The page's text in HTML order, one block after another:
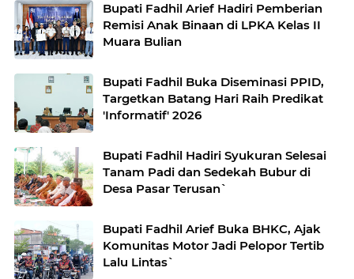
Bupati Fadhil Arief Hadiri Pemberian
Remisi Anak Binaan di LPKA Kelas II
Muara Bulian
Bupati Fadhil Buka Diseminasi PPID,
Targetkan Batang Hari Raih Predikat
'Informatif' 2026
Bupati Fadhil Hadiri Syukuran Selesai
Tanam Padi dan Sedekah Bubur di
Desa Pasar Terusan`
Bupati Fadhil Arief Buka BHKC, Ajak
Komunitas Motor Jadi Pelopor Tertib
Lalu Lintas`